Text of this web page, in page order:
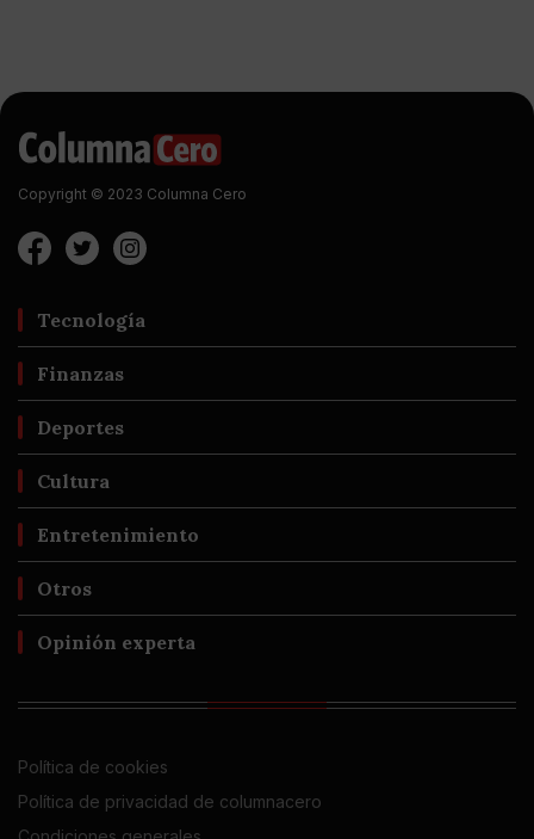
Copyright © 2023 Columna Cero
Tecnología
Finanzas
Deportes
Cultura
Entretenimiento
Otros
Opinión experta
Política de cookies
Política de privacidad de columnacero